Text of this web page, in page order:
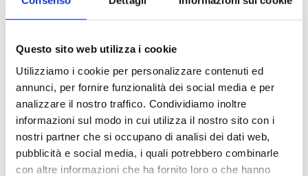
Questo sito web utilizza i cookie
Utilizziamo i cookie per personalizzare contenuti ed
annunci, per fornire funzionalità dei social media e per
analizzare il nostro traffico. Condividiamo inoltre
informazioni sul modo in cui utilizza il nostro sito con i
nostri partner che si occupano di analisi dei dati web,
pubblicità e social media, i quali potrebbero combinarle
con altre informazioni che ha fornito loro o che hanno
durante il ricevimento, si alzarono
per andare a ballare, lasciandomi
solo.
E poi ce ne sarebbe una terza,
una terza che in realtà è collegata
a una quarta ma sono così
intrecciate e mescolate conquello
spumante, uno spumante buono e
strano
che mi ricordava proprio